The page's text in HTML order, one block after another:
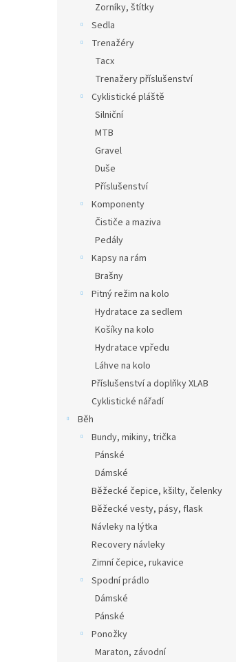
Zorníky, štítky
Sedla
Trenažéry
Tacx
Trenažery příslušenství
Cyklistické pláště
Silniční
MTB
Gravel
Duše
Příslušenství
Komponenty
Čističe a maziva
Pedály
Kapsy na rám
Brašny
Pitný režim na kolo
Hydratace za sedlem
Košíky na kolo
Hydratace vpředu
Láhve na kolo
Příslušenství a doplňky XLAB
Cyklistické nářadí
Běh
Bundy, mikiny, trička
Pánské
Dámské
Běžecké čepice, kšilty, čelenky
Běžecké vesty, pásy, flask
Návleky na lýtka
Recovery návleky
Zimní čepice, rukavice
Spodní prádlo
Dámské
Pánské
Ponožky
Maraton, závodní